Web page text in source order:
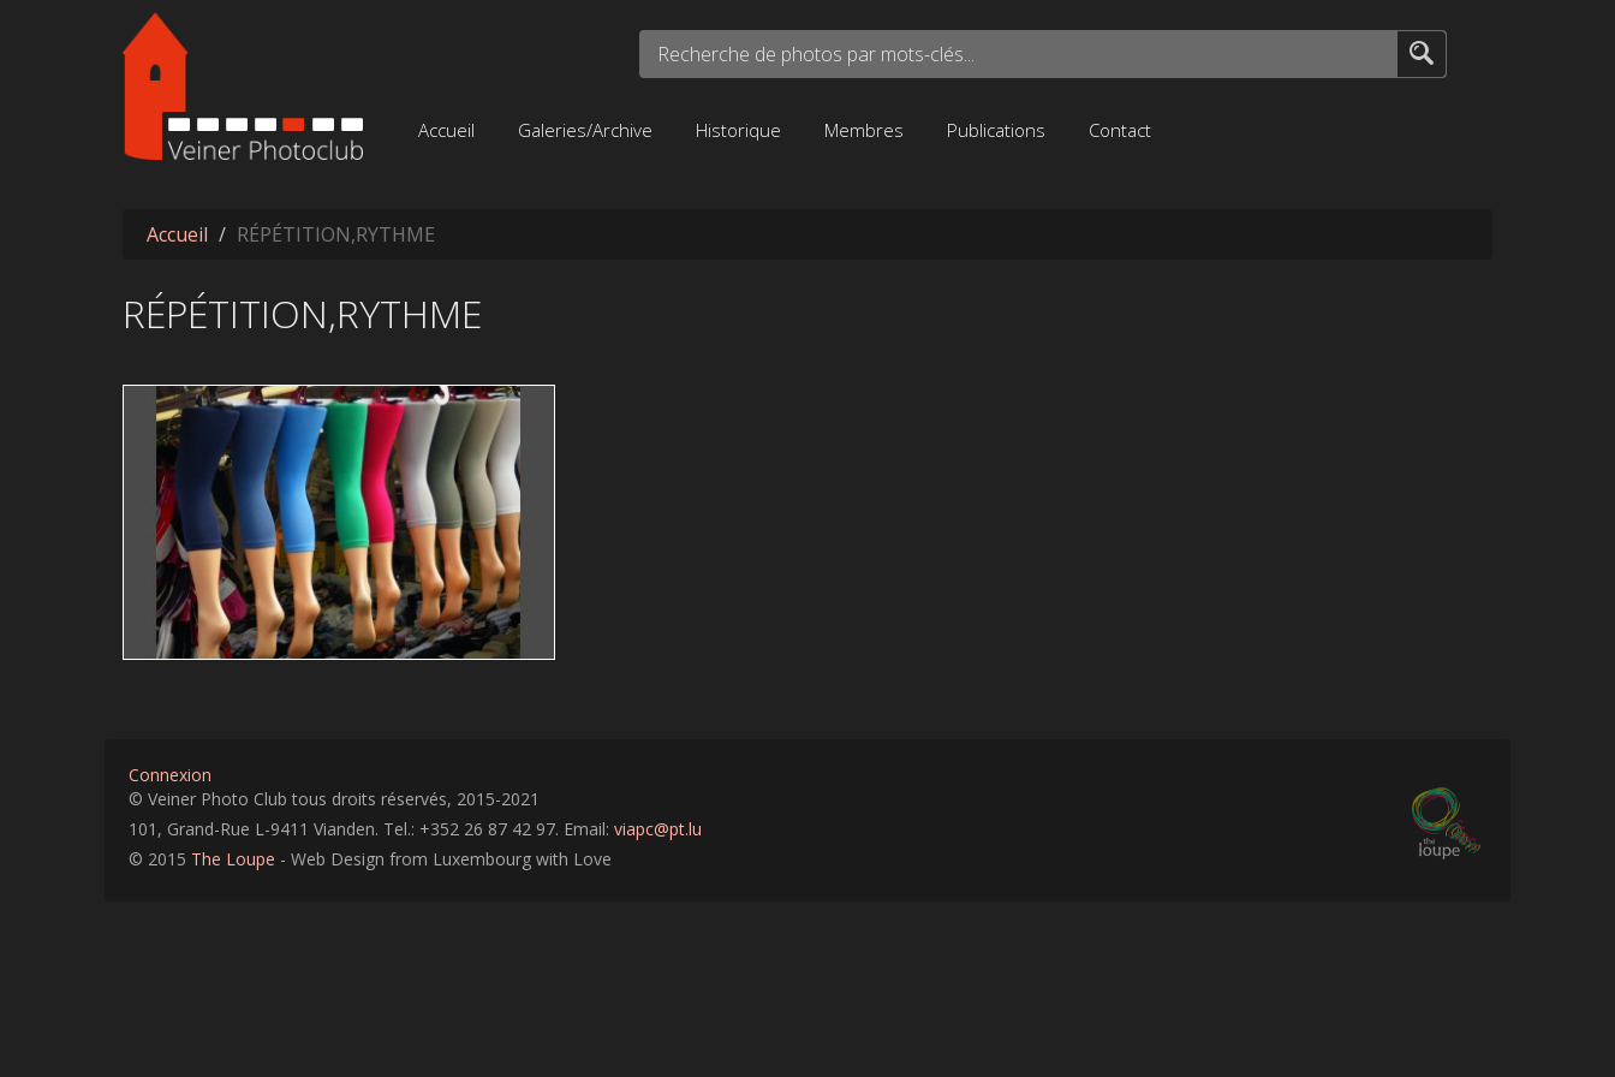
Aller au contenu principal
Recherche de photos par mots-clés...
Accueil Galeries/Archive Historique Membres Publications Contact
Accueil RÉPÉTITION,RYTHME
RÉPÉTITION,RYTHME
Imgp7641
Guy Bollendorff
RÉPÉTITION,RYTHME
Connexion
© Veiner Photo Club tous droits réservés, 2015-2021
101, Grand-Rue L-9411 Vianden. Tel.: +352 26 87 42 97. Email: viapc@pt.lu
© 2015 The Loupe - Web Design from Luxembourg with Love